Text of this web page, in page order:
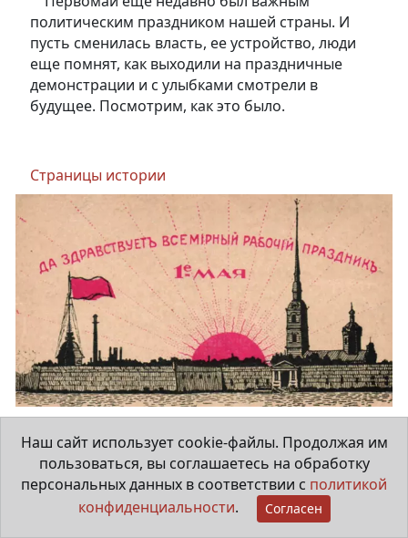
политическим праздником нашей страны. И
пусть сменилась власть, ее устройство, люди
еще помнят, как выходили на праздничные
демонстрации и с улыбками смотрели в
будущее. Посмотрим, как это было.
Страницы истории
Президентская библиотека –
о праздновании Первого мая
1 мая 2026
1 мая в России отмечается Праздник Весны и
Наш сайт использует cookie-файлы. Продолжая им
пользоваться, вы соглашаетесь на обработку
персональных данных в соответствии с политикой
конфиденциальности. Согласен